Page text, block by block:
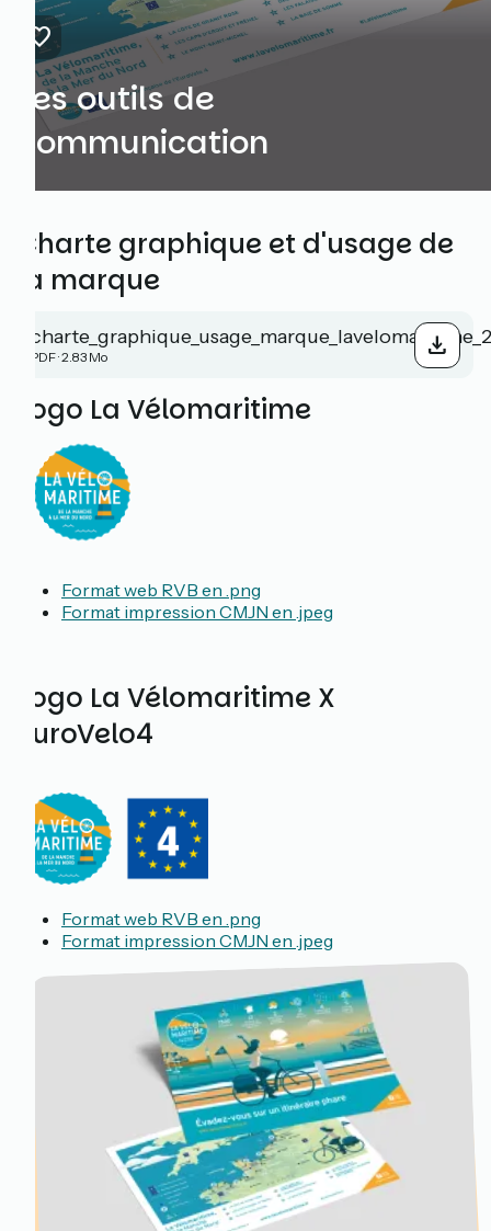
Les outils de
communication
Charte graphique et d'usage de
la marque
PDF · 2.83 Mo
Logo La Vélomaritime
Format web RVB en .png
Format impression CMJN en .jpeg
Logo La Vélomaritime X
EuroVelo4
Format web RVB en .png
Format impression CMJN en .jpeg